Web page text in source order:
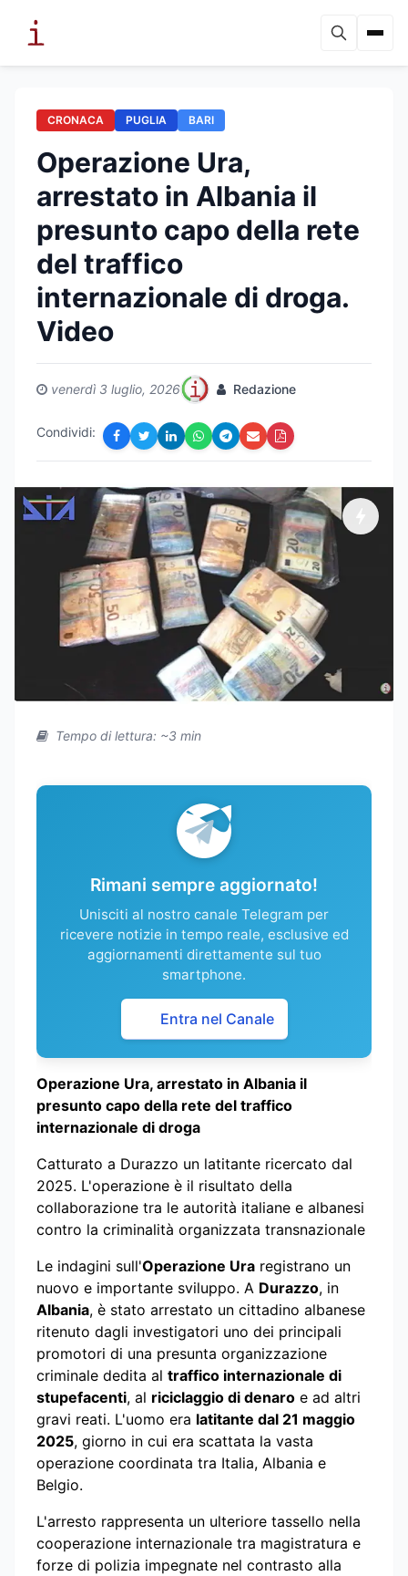
CRONACA PUGLIA BARI
Operazione Ura,
arrestato in Albania il
presunto capo della rete
del traffico
internazionale di droga.
Video
venerdì 3 luglio, 2026 Redazione
Condividi:
Tempo di lettura: ~3 min
Rimani sempre aggiornato!
Unisciti al nostro canale Telegram per
ricevere notizie in tempo reale, esclusive ed
aggiornamenti direttamente sul tuo
smartphone.
Entra nel Canale
Operazione Ura, arrestato in Albania il
presunto capo della rete del traffico
internazionale di droga
Catturato a Durazzo un latitante ricercato dal
2025. L'operazione è il risultato della
collaborazione tra le autorità italiane e albanesi
contro la criminalità organizzata transnazionale
Le indagini sull'Operazione Ura registrano un
nuovo e importante sviluppo. A Durazzo, in
Albania, è stato arrestato un cittadino albanese
ritenuto dagli investigatori uno dei principali
promotori di una presunta organizzazione
criminale dedita al traffico internazionale di
stupefacenti, al riciclaggio di denaro e ad altri
gravi reati. L'uomo era latitante dal 21 maggio
2025, giorno in cui era scattata la vasta
operazione coordinata tra Italia, Albania e
Belgio.
L'arresto rappresenta un ulteriore tassello nella
cooperazione internazionale tra magistratura e
forze di polizia impegnate nel contrasto alla